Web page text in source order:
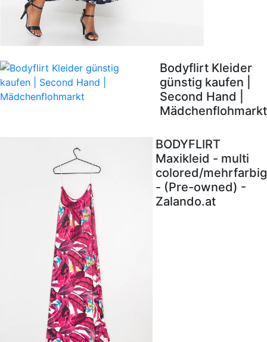
Bodyflirt Kleider
günstig kaufen |
Second Hand |
Mädchenflohmarkt
BODYFLIRT
Maxikleid - multi
colored/mehrfarbig
- (Pre-owned) -
Zalando.at